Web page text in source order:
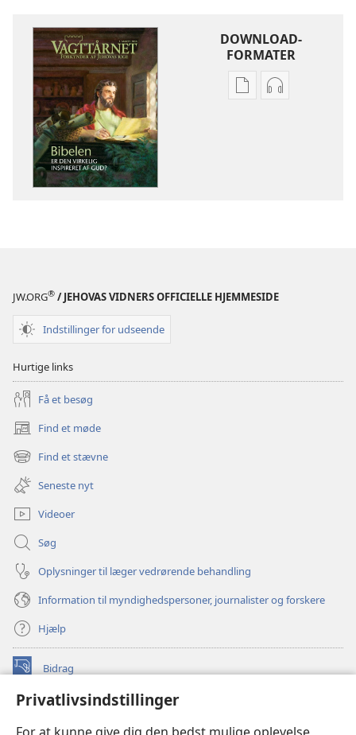
Privatlivsindstillinger
DOWNLOAD-
FORMATER
IndstillingerIndstillinger
JW.ORG® / JEHOVAS VIDNERS OFFICIELLE HJEMMESIDE
Indstillinger for udseende
Hurtige links
Få et besøg
Find et møde
(åbner
nyt
vindue)
Find et stævne
(åbner
nyt
vindue)
Seneste nyt
Videoer
Søg
Oplysninger til læger vedrørende behandling
Information til myndighedspersoner, journalister og forskere
Hjælp
Bidrag
(åbner
vindue)Watchtower ONLINE LIBRARY™